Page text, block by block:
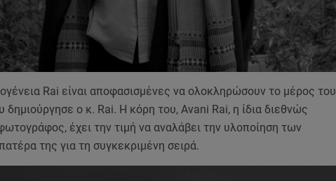
Rai είναι αποφασισμένες να ολοκληρώσουν το μέρος του
δημιούργησε ο κ. Rai. Η κόρη του, Avani Rai, η ίδια διεθνώς
έχει την τιμή να αναλάβει την υλοποίηση των
της για τη συγκεκριμένη σειρά.